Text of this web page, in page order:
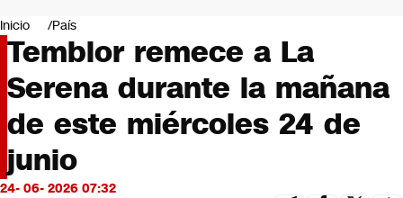
Negocios
Deportes
Programas completos
Cultura
Servicios
Bits
CNN tiempo
Futuro 360
Inicio País
Temblor remece a La
Serena durante la mañana
de este miércoles 24 de
junio
24- 06- 2026 07:32